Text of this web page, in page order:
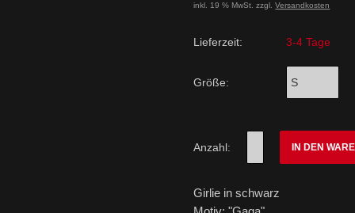
inkl. 19 % MwSt. zzgl.Versandkosten
Lieferzeit: 3-4 Tage
Größe:
Anzahl: IN DEN
Girlie in schwarz